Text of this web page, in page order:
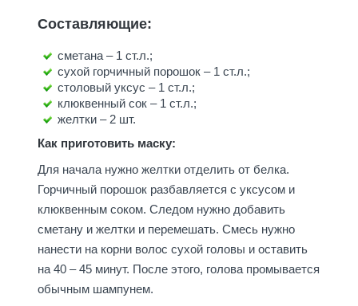
Составляющие:
сметана – 1 ст.л.;
сухой горчичный порошок – 1 ст.л.;
столовый уксус – 1 ст.л.;
клюквенный сок – 1 ст.л.;
желтки – 2 шт.
Как приготовить маску:
Для начала нужно желтки отделить от белка.
Горчичный порошок разбавляется с уксусом и
клюквенным соком. Следом нужно добавить
сметану и желтки и перемешать. Смесь нужно
нанести на корни волос сухой головы и оставить
на 40 – 45 минут. После этого, голова промывается
обычным шампунем.